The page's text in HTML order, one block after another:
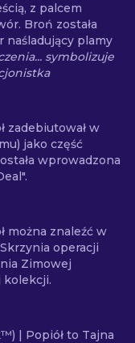
z palcem
Broń została
naśladujący plamy
symbolizuje
zadebiutował w
jako część
wprowadzona
można znaleźć w
operacji
Zimowej
kolekcji.
| Popiół to Tajna